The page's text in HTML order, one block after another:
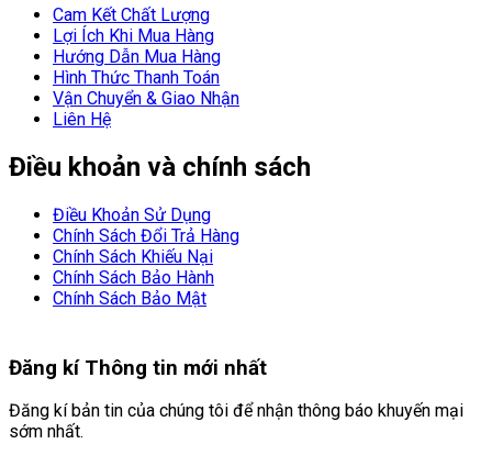
Cam Kết Chất Lượng
Lợi Ích Khi Mua Hàng
Hướng Dẫn Mua Hàng
Hình Thức Thanh Toán
Vận Chuyển & Giao Nhận
Liên Hệ
Điều khoản và chính sách
Điều Khoản Sử Dụng
Chính Sách Đổi Trả Hàng
Chính Sách Khiếu Nại
Chính Sách Bảo Hành
Chính Sách Bảo Mật
Đăng kíThông tin mới nhất
Đăng kí bản tin của chúng tôi để nhận thông báo khuyến mại
sớm nhất.